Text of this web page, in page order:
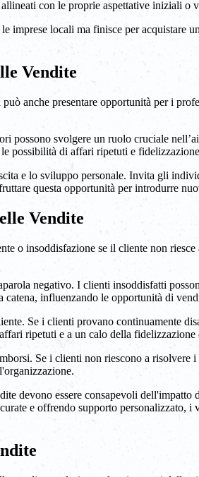
con le proprie aspettative iniziali o
imprese locali ma finisce per
Vendite
anche presentare opportunità per i
possono svolgere un ruolo cruciale
possibilità di affari ripetuti e
e lo sviluppo personale. Invita gli
questa opportunità per introdurre
Vendite
o insoddisfazione se il cliente non
negativo. I clienti insoddisfatti
influenzando le opportunità di
Se i clienti provano continuamente
ripetuti e a un calo della fidelizzazione
Se i clienti non riescono a
devono essere consapevoli
e offrendo supporto personalizzato,